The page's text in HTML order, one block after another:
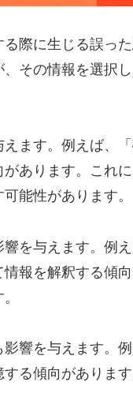
際に生じる誤っ
その情報を選択
ます。例えば、
あります。これ
能性があります。
を与えます。例
報を解釈する傾
響を与えます。
る傾向がありま